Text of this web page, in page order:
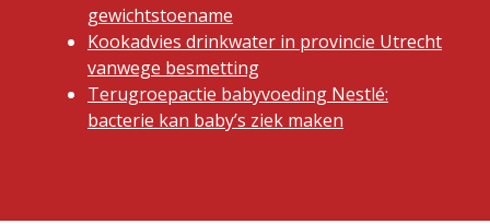
gewichtstoename
Kookadvies drinkwater in provincie Utrecht
vanwege besmetting
Terugroepactie babyvoeding Nestlé:
bacterie kan baby’s ziek maken